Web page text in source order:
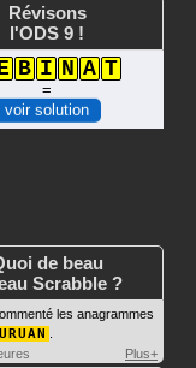
Révisons
l'ODS 9 !
B I N A T
=
voir solution
de beau
Scrabble ?
les anagrammes
Plus+